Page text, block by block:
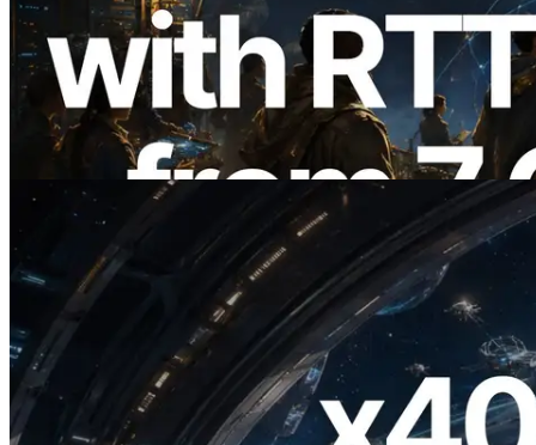
ERPC étend l’API Solana Leader Slot
avec la mesure du ping depuis 7 régions
du monde — l’API Validators
Information est également lancée